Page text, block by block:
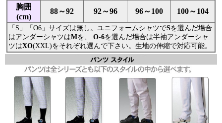
胸囲
(cm)
88～92 92～96 96～100 100～104
「S」「O6」サイズは無し。ユニフォームシャツでSを選んだ場合
はアンダーシャツはMを、 O-6を選んだ場合は半袖アンダーシャ
ツはXO(XXL)をそれぞれ選んで下さい。生地の伸縮で対応可能。